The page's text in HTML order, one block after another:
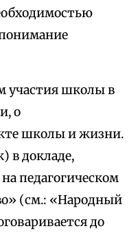
участия школы в
о
школы и жизни.
в докладе,
педагогическом
(см.: «Народный
до